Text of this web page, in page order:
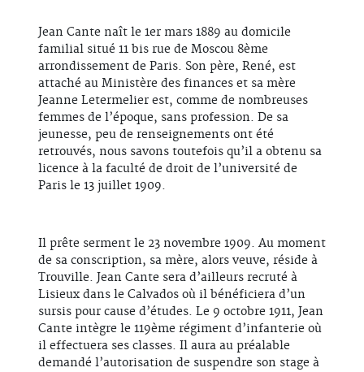
Jean Cante naît le 1er mars 1889 au domicile
familial situé 11 bis rue de Moscou 8ème
arrondissement de Paris. Son père, René, est
attaché au Ministère des finances et sa mère
Jeanne Letermelier est, comme de nombreuses
femmes de l’époque, sans profession. De sa
jeunesse, peu de renseignements ont été
retrouvés, nous savons toutefois qu’il a obtenu sa
licence à la faculté de droit de l’université de
Paris le 13 juillet 1909.
Il prête serment le 23 novembre 1909. Au moment
de sa conscription, sa mère, alors veuve, réside à
Trouville. Jean Cante sera d’ailleurs recruté à
Lisieux dans le Calvados où il bénéficiera d’un
sursis pour cause d’études. Le 9 octobre 1911, Jean
Cante intègre le 119ème régiment d’infanterie où
il effectuera ses classes. Il aura au préalable
demandé l’autorisation de suspendre son stage à